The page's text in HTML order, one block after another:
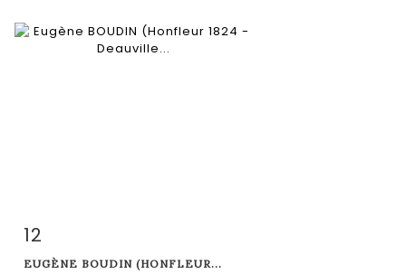
Fiche détaillée
12
EUGÈNE BOUDIN (HONFLEUR...